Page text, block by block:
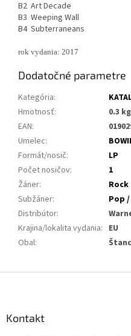
B2 Art Decade
B3 Weeping Wall
B4 Subterraneans
rok vydania: 2017
Dodatočné parametre
Kategória:
Hmotnosť:
0.3 kg
EAN:
Umelec:
Formát/nosič:
LP
Počet nosičov:
1
Žáner:
Rock
Subžáner:
Pop
Distribútor:
Krajina/lokalita vydania: EU
Obal:
Kontakt